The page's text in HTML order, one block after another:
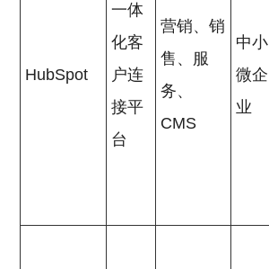
HubSpot
一体
化客
户连
接平
台
营销、销
售、服
务、
CMS
中小
微企
业